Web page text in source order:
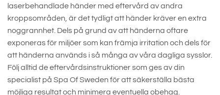
laserbehandlade händer med eftervård av andra
kroppsområden, är det tydligt att händer kräver en extra
noggrannhet. Dels på grund av att händerna oftare
exponeras för miljöer som kan främja irritation och dels för
att händerna används i så många av våra dagliga sysslor.
Följ alltid de eftervårdsinstruktioner som ges av din
specialist på Spa Of Sweden för att säkerställa bästa
möjliga resultat och minimera eventuella obehag.